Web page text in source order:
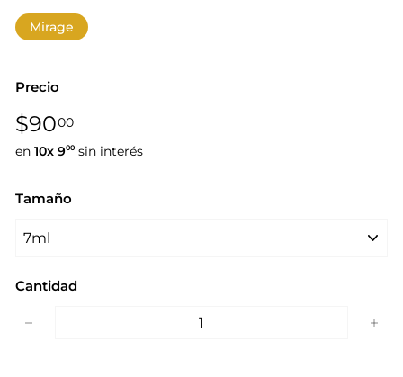
Mirage
Precio
Precio
habitual
$9000$90,00
en 10x 900 sin interés
Tamaño
Cantidad